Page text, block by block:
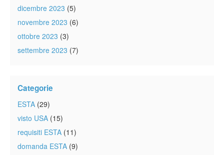
dicembre 2023 (5)
novembre 2023 (6)
ottobre 2023 (3)
settembre 2023 (7)
Categorie
ESTA (29)
visto USA (15)
requisiti ESTA (11)
domanda ESTA (9)